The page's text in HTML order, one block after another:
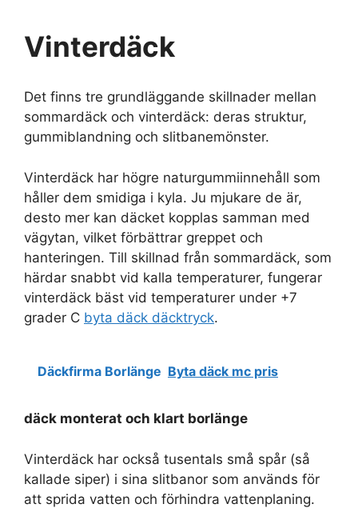
Vinterdäck
Det finns tre grundläggande skillnader mellan
sommardäck och vinterdäck: deras struktur,
gummiblandning och slitbanemönster.
Vinterdäck har högre naturgummiinnehåll som
håller dem smidiga i kyla. Ju mjukare de är,
desto mer kan däcket kopplas samman med
vägytan, vilket förbättrar greppet och
hanteringen. Till skillnad från sommardäck, som
härdar snabbt vid kalla temperaturer, fungerar
vinterdäck bäst vid temperaturer under +7
grader C byta däck däcktryck.
Däckfirma Borlänge Byta däck mc pris
däck monterat och klart borlänge
Vinterdäck har också tusentals små spår (så
kallade siper) i sina slitbanor som används för
att sprida vatten och förhindra vattenplaning.